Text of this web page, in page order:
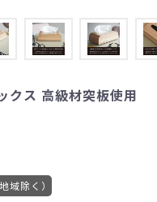
クス 高級材突板使用
域除く）